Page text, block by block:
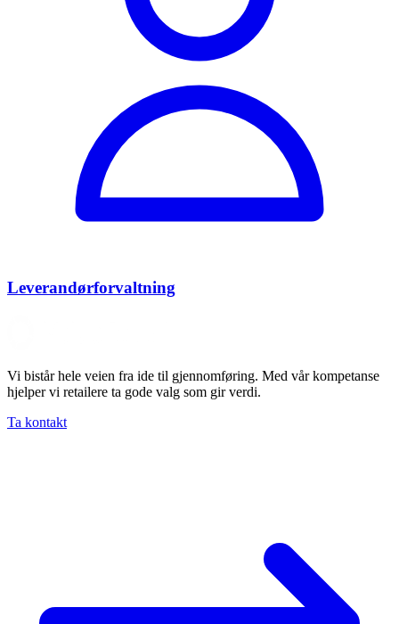
Leverandørforvaltning
Vi bistår hele veien fra ide til gjennomføring. Med vår kompetanse
hjelper vi retailere ta gode valg som gir verdi.
Ta kontakt